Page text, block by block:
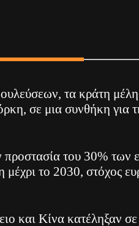
τα κράτη
σε μια συνθήκη για
του 30% των
το 2030, στόχος
και Κίνα κατέληξαν σε